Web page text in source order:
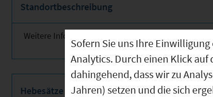
Standortbeschreibung
Weitere Informationen finden Sie obenstehend!
Hebesätze
Sofern Sie uns Ihre
Analytics. Durch einen Klick
dahingehend, dass wir zu
Jahren) setzen und die sich